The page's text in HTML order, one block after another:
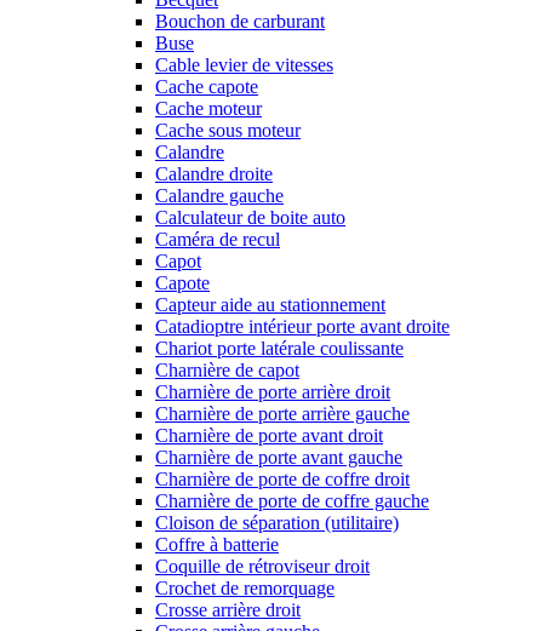
Bouchon de carburant
Buse
Cable levier de vitesses
Cache capote
Cache moteur
Cache sous moteur
Calandre
Calandre droite
Calandre gauche
Calculateur de boite auto
Caméra de recul
Capot
Capote
Capteur aide au stationnement
Catadioptre intérieur porte avant droite
Chariot porte latérale coulissante
Charnière de capot
Charnière de porte arrière droit
Charnière de porte arrière gauche
Charnière de porte avant droit
Charnière de porte avant gauche
Charnière de porte de coffre droit
Charnière de porte de coffre gauche
Cloison de séparation (utilitaire)
Coffre à batterie
Coquille de rétroviseur droit
Crochet de remorquage
Crosse arrière droit